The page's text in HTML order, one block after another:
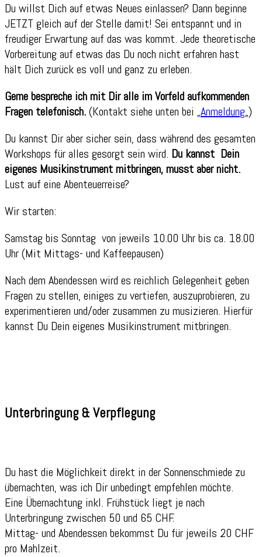
Du willst Dich auf etwas Neues einlassen? Dann beginne
JETZT gleich auf der Stelle damit! Sei entspannt und in
freudiger Erwartung auf das was kommt. Jede theoretische
Vorbereitung auf etwas das Du noch nicht erfahren hast
hält Dich zurück es voll und ganz zu erleben.
Gerne bespreche ich mit Dir alle im Vorfeld aufkommenden
Fragen telefonisch.(Kontakt siehe unten bei „Anmeldung„)
Du kannst Dir aber sicher sein, dass während des gesamten
Workshops für alles gesorgt sein wird. Du kannst Dein
eigenes Musikinstrument mitbringen, musst aber nicht.
Lust auf eine Abenteuerreise?
Wir starten:
Samstag bis Sonntag von jeweils 10.00 Uhr bis ca. 18.00
Uhr (Mit Mittags- und Kaffeepausen)
Nach dem Abendessen wird es reichlich Gelegenheit geben
Fragen zu stellen, einiges zu vertiefen, auszuprobieren, zu
experimentieren und/oder zusammen zu musizieren. Hierfür
kannst Du Dein eigenes Musikinstrument mitbringen.
Unterbringung & Verpflegung
Du hast die Möglichkeit direkt in der Sonnenschmiede zu
übernachten, was ich Dir unbedingt empfehlen möchte.
Eine Übernachtung inkl. Frühstück liegt je nach
Unterbringung zwischen 50 und 65 CHF.
Mittag- und Abendessen bekommst Du für jeweils 20 CHF
pro Mahlzeit.